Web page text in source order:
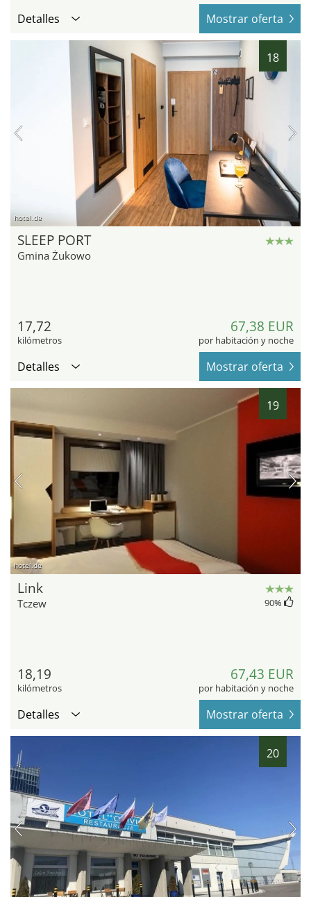
Detalles Mostrar oferta
18
hotel.de
SLEEP PORT
Gmina Żukowo
17,72
kilómetros
67,38 EUR
por habitación y noche
Detalles Mostrar oferta
19
hotel.de
Link
Tczew 90%
18,19
kilómetros
67,43 EUR
por habitación y noche
Detalles Mostrar oferta
20